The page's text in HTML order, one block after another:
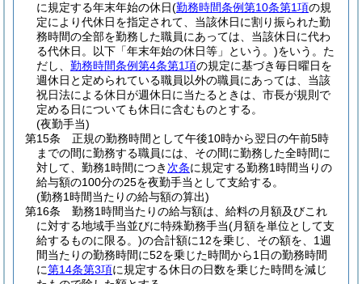
に規定する年末年始の休日(勤務時間条例第10条第1項の規
定により代休日を指定されて、当該休日に割り振られた勤
務時間の全部を勤務した職員にあっては、当該休日に代わ
る代休日。以下「年末年始の休日等」という。)をいう。 た
だし、 勤務時間条例第4条第1項の規定に基づき毎日曜日を
週休日と定められている職員以外の職員にあっては、当該
祝日法による休日が週休日に当たるときは、市長が規則で
定める日についても休日に含むものとする。
(夜勤手当)
第15条
正規の勤務時間として午後10時から翌日の午前5時
までの間に勤務する職員には、その間に勤務した全時間に
対して、勤務1時間につき 次条に規定する勤務1時間当りの
給与額の100分の25を夜勤手当として支給する。
(勤務1時間当たりの給与額の算出)
第16条
勤務1時間当たりの給与額は、給料の月額及びこれ
に対する地域手当並びに特殊勤務手当(月額を単位として支
給するものに限る。)の合計額に12を乗じ、その額を、1週
間当たりの勤務時間に52を乗じた時間から1日の勤務時間
に第14条第3項に規定する休日の日数を乗じた時間を減じ